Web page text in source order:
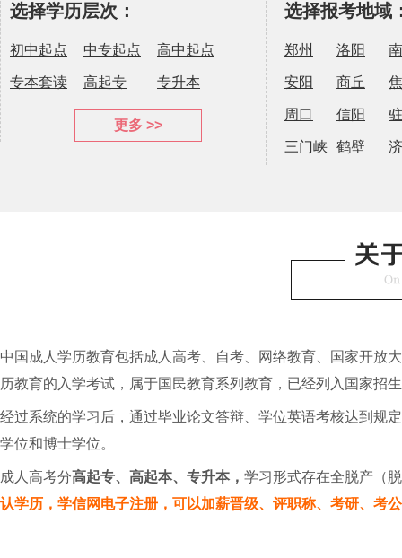
选择学历层次：
初中起点 中专起点 高中起点
专本套读 高起专 专升本
更多 >>
选择报考地域
郑州 洛阳
安阳 商丘
周口 信阳
三门峡 鹤壁
中国成人学历教育包括成人高考、自考、网络教育、国家开放
历教育的入学考试，属于国民教育系列教育，已经列入国家招
经过系统的学习后，通过毕业论文答辩、学位英语考核达到规
学位和博士学位。
成人高考分高起专、高起本、专升本， 学习形式存在全脱产（
认学历，学信网电子注册，可以加薪晋级、评职称、考研、考